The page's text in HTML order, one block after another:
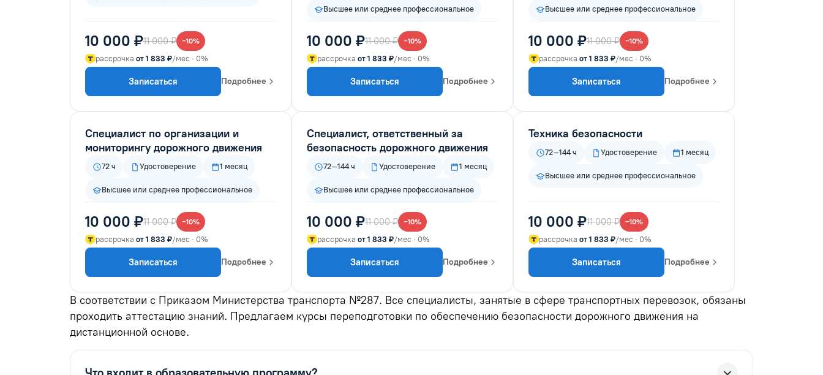
10 000 ₽11 000 ₽ −10%
рассрочка от 1 833 ₽/мес · 0%
Записаться Подробнее
Высшее или среднее профессиональное
10 000 ₽11 000 ₽ −10%
рассрочка от 1 833 ₽/мес · 0%
Записаться Подробнее
Высшее или среднее профессиональное
10 000 ₽11 000 ₽ −10%
рассрочка от 1 833 ₽/мес · 0%
Записаться Подробнее
Специалист по организации и
мониторингу дорожного движения
72 ч Удостоверение 1 месяц
Высшее или среднее профессиональное
10 000 ₽11 000 ₽ −10%
рассрочка от 1 833 ₽/мес · 0%
Записаться Подробнее
Специалист, ответственный за
безопасность дорожного движения
72–144 ч Удостоверение 1 месяц
Высшее или среднее профессиональное
10 000 ₽11 000 ₽ −10%
рассрочка от 1 833 ₽/мес · 0%
Записаться Подробнее
Техника безопасности
72–144 ч Удостоверение 1 месяц
Высшее или среднее профессиональное
10 000 ₽11 000 ₽ −10%
рассрочка от 1 833 ₽/мес · 0%
Записаться Подробнее
В соответствии с Приказом Министерства транспорта №287. Все специалисты, занятые в сфере транспортных перевозок, обязаны
проходить аттестацию знаний. Предлагаем курсы переподготовки по обеспечению безопасности дорожного движения на
дистанционной основе.